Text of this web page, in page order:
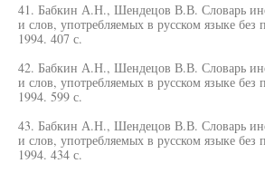
41. Бабкин А.Н., Шендецов В.В. Словарь
и слов, употребляемых в русском языке
1994. 407 с.
42. Бабкин А.Н., Шендецов В.В. Словарь
и слов, употребляемых в русском языке
1994. 599 с.
43. Бабкин А.Н., Шендецов В.В. Словарь
и слов, употребляемых в русском языке
1994. 434 с.